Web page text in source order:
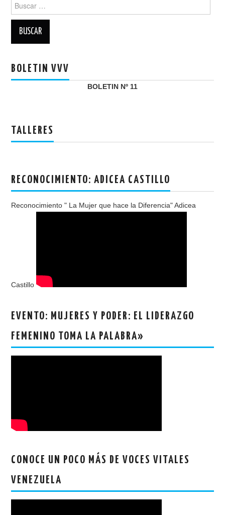
BOLETIN VVV
BOLETIN Nº 11
TALLERES
RECONOCIMIENTO: ADICEA CASTILLO
Reconocimiento " La Mujer que hace la Diferencia" Adicea
Castillo
EVENTO: MUJERES Y PODER: EL LIDERAZGO
FEMENINO TOMA LA PALABRA»
CONOCE UN POCO MÁS DE VOCES VITALES
VENEZUELA